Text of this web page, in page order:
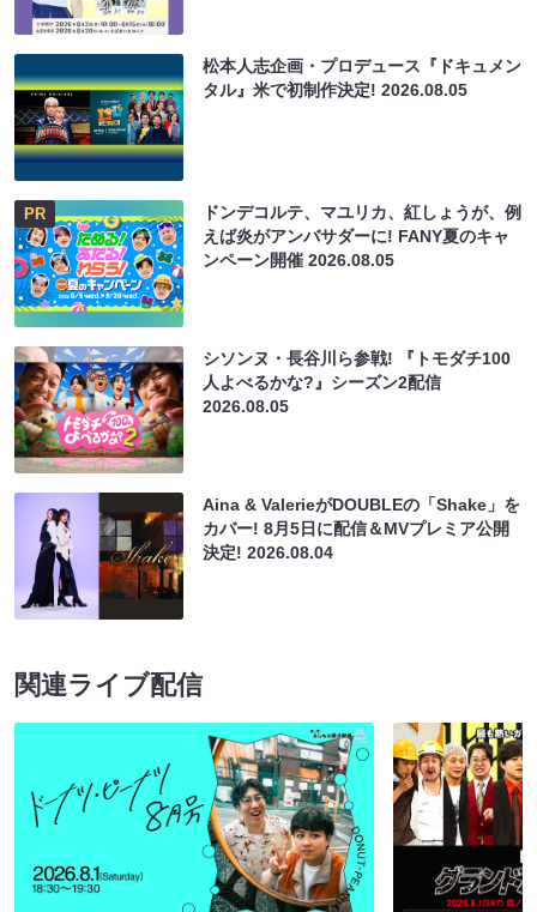
松本人志企画・プロデュース『ドキュメン
タル』米で初制作決定!2026.08.05
PR
ドンデコルテ、マユリカ、紅しょうが、例
えば炎がアンバサダーに! FANY夏のキャ
ンペーン開催2026.08.05
シソンヌ・長谷川ら参戦! 『トモダチ100
人よべるかな?』シーズン2配信
2026.08.05
Aina & ValerieがDOUBLEの「Shake」を
カバー! 8月5日に配信＆MVプレミア公開
決定!2026.08.04
関連ライブ配信